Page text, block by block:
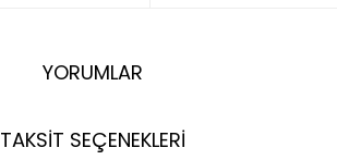
YORUMLAR
TAKSİT SEÇENEKLERİ